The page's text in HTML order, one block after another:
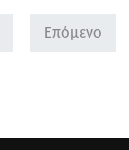
Επόμενο